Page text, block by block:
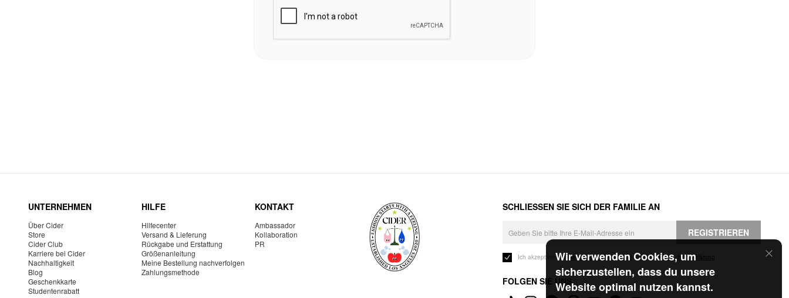
Wir verwenden Cookies, um
sicherzustellen, dass du unsere
Website optimal nutzen kannst.
UNTERNEHMEN
Über Cider
Store
Cider Club
Karriere bei Cider
Nachhaltigkeit
Blog
Geschenkkarte
Studentenrabatt
HILFE
Hilfecenter
Versand & Lieferung
Rückgabe und Erstattung
Größenanleitung
Meine Bestellung nachverfolgen
Zahlungsmethode
KONTAKT
Ambassador
Kollaboration
PR
SCHLIESSEN SIE SICH DER FAMILIE AN
REGISTRIEREN
Ich akzeptiere dieGeschäftsbedingungen und die Datenschutzerklärung
FOLGEN SIE UNS